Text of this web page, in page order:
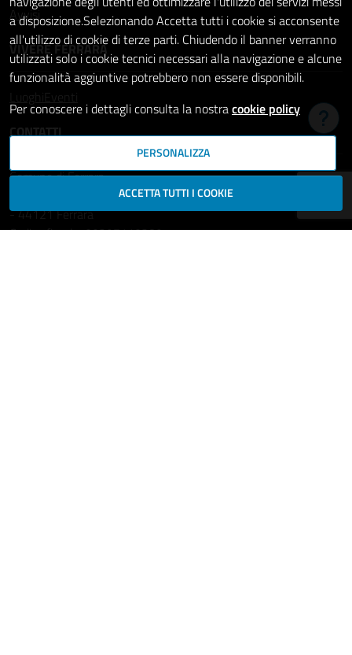
Avvisi
VIVERE FERRARA
Luoghi
Eventi
CONTATTI
Comune di Ferrara
Piazza del Municipio, 2
- 44121 Ferrara
Codice fiscale: 00297110389
a disposizione.Selezionando Accetta tutti i cookie si acconsente
all'utilizzo di cookie di terze parti. Chiudendo il banner verranno
utilizzati solo i cookie tecnici necessari alla navigazione e alcune
funzionalità aggiuntive potrebbero non essere disponibili.
Per conoscere i dettagli consulta la nostracookie policy
PERSONALIZZA
ACCETTA TUTTI I COOKIE
Hai